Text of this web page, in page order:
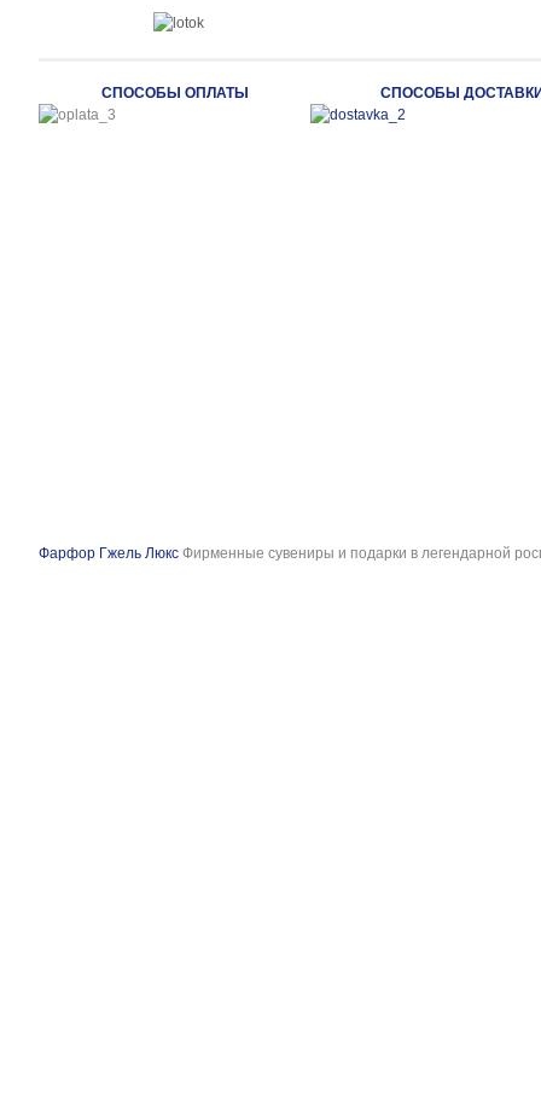
СПОСОБЫ ОПЛАТЫ СПОСОБЫ
Фарфор Гжель Люкс Фирменные сувениры и подарки в легендарной